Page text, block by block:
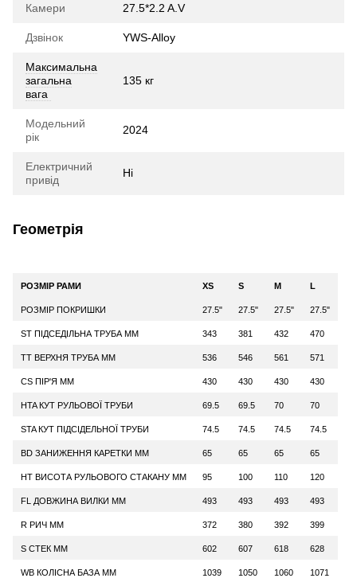
Камери 27.5*2.2 A.V
Дзвінок YWS-Alloy
Максимальна
загальна
вага
135 кг
Модельний
рік
2024
Електричний
привід
Ні
Геометрія
РОЗМІР РАМИ XS S M L
РОЗМІР ПОКРИШКИ 27.5" 27.5" 27.5" 27.5"
ST ПІДСЕДІЛЬНА ТРУБА ММ 343 381 432 470
TT ВЕРХНЯ ТРУБА ММ 536 546 561 571
CS ПІР'Я ММ 430 430 430 430
HTA КУТ РУЛЬОВОЇ ТРУБИ 69.5 69.5 70 70
STA КУТ ПІДСІДЕЛЬНОЇ ТРУБИ 74.5 74.5 74.5 74.5
BD ЗАНИЖЕННЯ КАРЕТКИ ММ 65 65 65 65
HT ВИСОТА РУЛЬОВОГО СТАКАНУ ММ 95 100 110 120
FL ДОВЖИНА ВИЛКИ ММ 493 493 493 493
R РИЧ ММ 372 380 392 399
S СТЕК ММ 602 607 618 628
WB КОЛІСНА БАЗА ММ 1039 1050 1060 1071